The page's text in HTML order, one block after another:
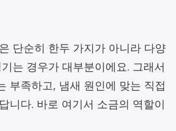
단순히 한두 가지가 아니라 다양
는 경우가 대부분이에요. 그래서
부족하고, 냄새 원인에 맞는 직접
니다. 바로 여기서 소금의 역할이